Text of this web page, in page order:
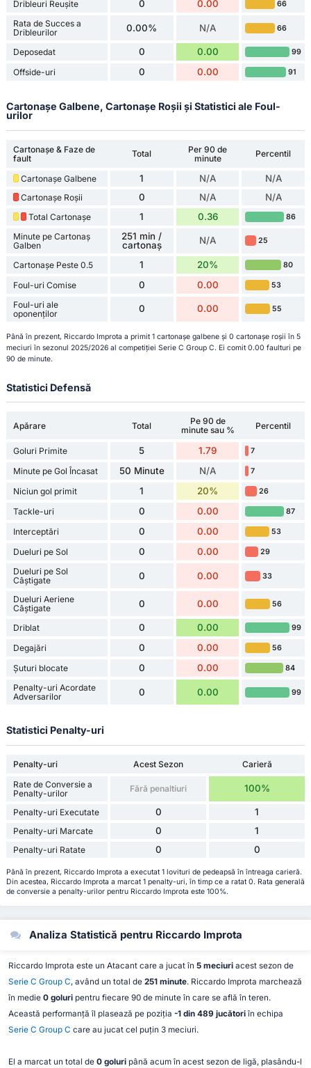
Dribleuri Reușite 0 0.00 66
Rata de Succes a
Dribleurilor
0.00% N/A 66
Deposedat 0 0.00 99
Offside-uri 0 0.00 91
Cartonașe Galbene, Cartonașe Roșii și Statistici ale Foul-
urilor
Cartonașe & Faze de
fault
Total
Per 90 de
minute
Percentil
Cartonașe Galbene 1 N/A N/A
Cartonașe Roșii 0 N/A N/A
Total Cartonașe 1 0.36 86
Minute pe Cartonaș
Galben
251 min /
cartonaș
N/A 25
Cartonașe Peste 0.5 1 20% 80
Foul-uri Comise 0 0.00 53
Foul-uri ale
oponenților
0 0.00 55
Până în prezent, Riccardo Improta a primit 1 cartonașe galbene și 0 cartonașe roșii în 5
meciuri în sezonul 2025/2026 al competiției Serie C Group C. Ei comit 0.00 faulturi pe
90 de minute.
Statistici Defensă
Apărare Total
Pe 90 de
minute sau %
Percentil
Goluri Primite 5 1.79 7
Minute pe Gol Încasat 50 Minute N/A 7
Niciun gol primit 1 20% 26
Tackle-uri 0 0.00 87
Interceptări 0 0.00 53
Dueluri pe Sol 0 0.00 29
Dueluri pe Sol
Câștigate
0 0.00 33
Dueluri Aeriene
Câștigate
0 0.00 56
Driblat 0 0.00 99
Degajări 0 0.00 56
Șuturi blocate 0 0.00 84
Penalty-uri Acordate
Adversarilor
0 0.00 99
Statistici Penalty-uri
Penalty-uri Acest Sezon
Carieră
Rate de Conversie a
Penalty-urilor
Fără penaltiuri 100%
Penalty-uri Executate 0 1
Penalty-uri Marcate 0 1
Penalty-uri Ratate 0 0
Până în prezent, Riccardo Improta a executat 1 lovituri de pedeapsă în întreaga carieră.
Din acestea, Riccardo Improta a marcat 1 penalty-uri, în timp ce a ratat 0. Rata generală
de conversie a penalty-urilor pentru Riccardo Improta este 100%.
Analiza Statistică pentru Riccardo Improta
Riccardo Improta este un Atacant care a jucat în 5 meciuriacest sezon de
Serie C Group C, având un total de 251 minute. Riccardo Improta marchează
în medie 0 goluripentru fiecare 90 de minute în care se află în teren.
Această performanță îl plasează pe poziția -1 din 489 jucătoriîn echipa
Serie C Group C care au jucat cel puțin 3 meciuri.
El a marcat un total de 0 goluripână acum în acest sezon de ligă, plasându-l